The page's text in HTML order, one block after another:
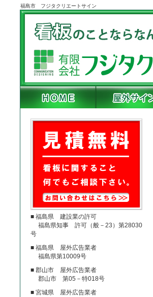
福島市 フジタクリエートサイン
■ 福島県 建設業の許可
福島県知事 許可（般－23）第28030
号
■ 福島県 屋外広告業者
福島県第10009号
■ 郡山市 屋外広告業者
郡山市 第05－特018号
■ 宮城県 屋外広告業者